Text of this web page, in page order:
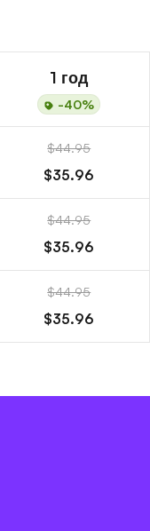
1 год
-40%
$44.95
$35.96
$44.95
$35.96
$44.95
$35.96